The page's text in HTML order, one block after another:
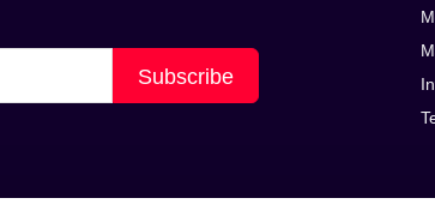
Subscribe